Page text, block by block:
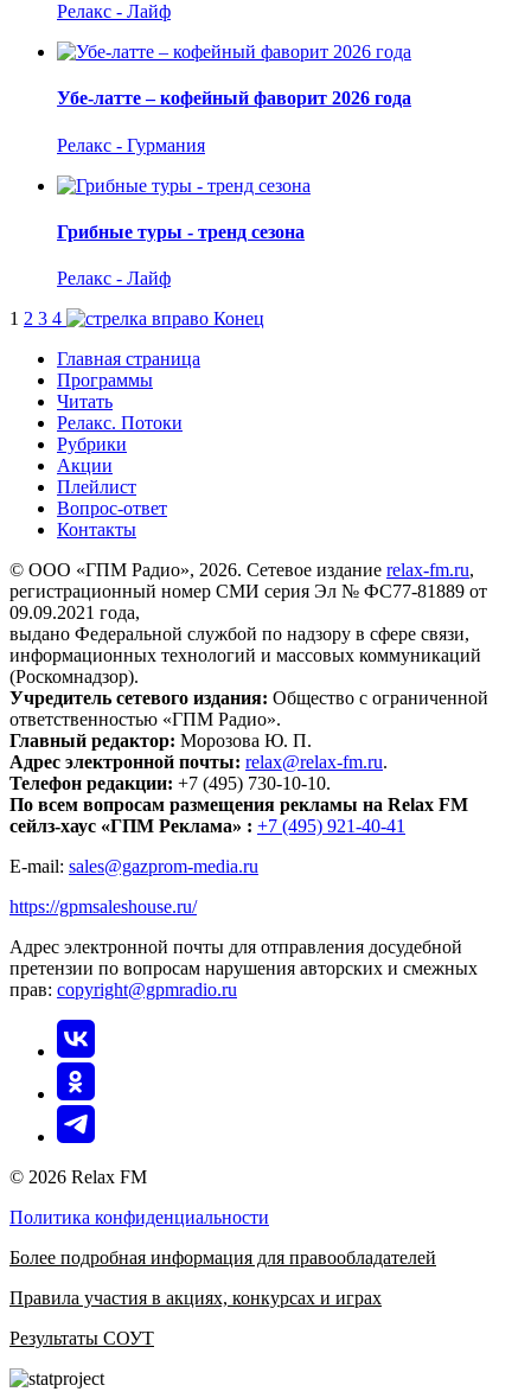
Релакс - Лайф
Убе-латте – кофейный фаворит 2026 года
Релакс - Гурмания
Грибные туры - тренд сезона
Релакс - Лайф
1 2 3 4
Конец
Главная страница
Программы
Читать
Релакс. Потоки
Рубрики
Акции
Плейлист
Вопрос-ответ
Контакты
© ООО «ГПМ Радио», 2026. Сетевое издание relax-fm.ru,
регистрационный номер СМИ серия Эл № ФС77-81889 от
09.09.2021 года,
выдано Федеральной службой по надзору в сфере связи,
информационных технологий и массовых коммуникаций
(Роскомнадзор).
Учредитель сетевого издания: Общество с ограниченной
ответственностью «ГПМ Радио».
Главный редактор: Морозова Ю. П.
Адрес электронной почты: relax@relax-fm.ru.
Телефон редакции: +7 (495) 730-10-10.
По всем вопросам размещения рекламы на Relax FM
сейлз-хаус «ГПМ Реклама» : +7 (495) 921-40-41
E-mail: sales@gazprom-media.ru
https://gpmsaleshouse.ru/
Адрес электронной почты для отправления досудебной
претензии по вопросам нарушения авторских и смежных
прав: copyright@gpmradio.ru
© 2026 Relax FM
Политика конфиденциальности
Более подробная информация для правообладателей
Правила участия в акциях, конкурсах и играх
Результаты СОУТ